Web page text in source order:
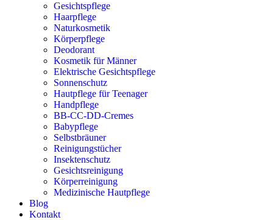
Gesichtspflege
Haarpflege
Naturkosmetik
Körperpflege
Deodorant
Kosmetik für Männer
Elektrische Gesichtspflege
Sonnenschutz
Hautpflege für Teenager
Handpflege
BB-CC-DD-Cremes
Babypflege
Selbstbräuner
Reinigungstücher
Insektenschutz
Gesichtsreinigung
Körperreinigung
Medizinische Hautpflege
Blog
Kontakt